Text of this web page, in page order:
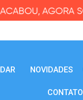
NOVIDADES
CONTATO